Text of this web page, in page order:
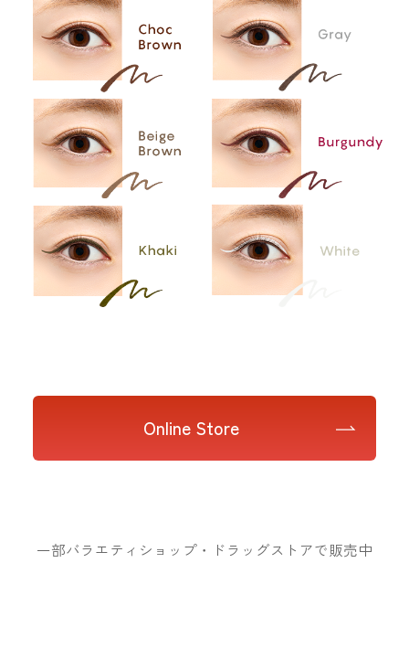
Online Store
一部バラエティショップ・ドラッグストアで販売中